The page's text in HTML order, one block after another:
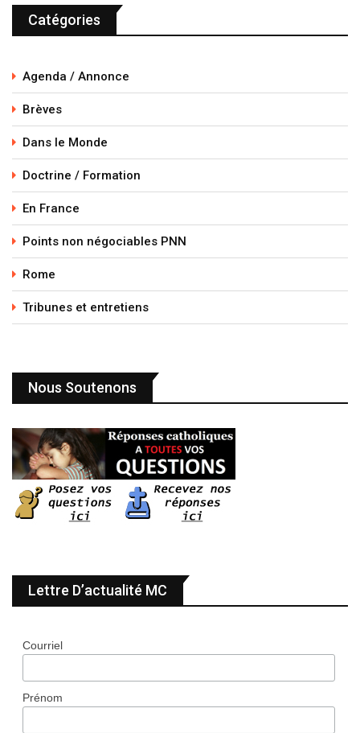
Catégories
Agenda / Annonce
Brèves
Dans le Monde
Doctrine / Formation
En France
Points non négociables PNN
Rome
Tribunes et entretiens
Nous Soutenons
Lettre D’actualité MC
Courriel
Prénom